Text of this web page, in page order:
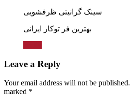
سینک گرانیتی ظرفشویی
بهترین فر توکار ایرانی
Leave a Reply
Your email address will not be published.
marked *